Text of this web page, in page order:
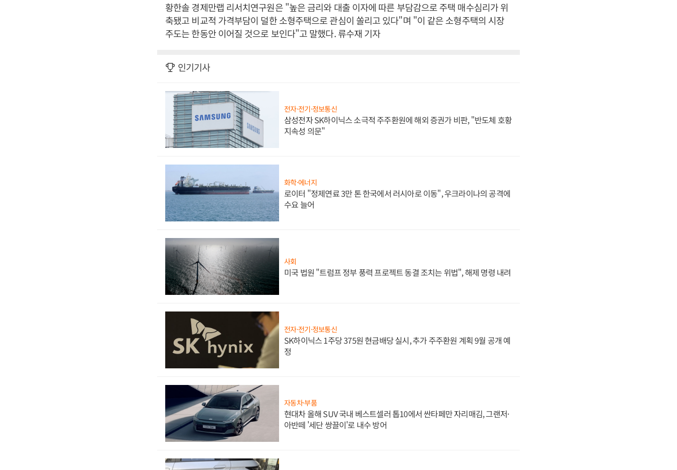
황한솔 경제만랩 리서치연구원은 "높은 금리와 대출 이자에 따른 부담감으로 주택 매수심리가 위
축됐고 비교적 가격부담이 덜한 소형주택으로 관심이 쏠리고 있다"며 "이 같은 소형주택의 시장
주도는 한동안 이어질 것으로 보인다"고 말했다. 류수재 기자
인기기사
전자·전기·정보통신
삼성전자 SK하이닉스 소극적 주주환원에 해외 증권가 비판, "반도체 호황
지속성 의문"
화학·에너지
로이터 "정제연료 3만 톤 한국에서 러시아로 이동", 우크라이나의 공격에
수요 늘어
사회
미국 법원 "트럼프 정부 풍력 프로젝트 동결 조치는 위법", 해제 명령 내려
전자·전기·정보통신
SK하이닉스 1주당 375원 현금배당 실시, 추가 주주환원 계획 9월 공개 예
정
자동차·부품
현대차 올해 SUV 국내 베스트셀러 톱10에서 싼타페만 자리매김, 그랜저·
아반떼 '세단 쌍끌이'로 내수 방어